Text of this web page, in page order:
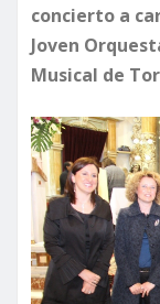
concierto a
Joven
Musical de